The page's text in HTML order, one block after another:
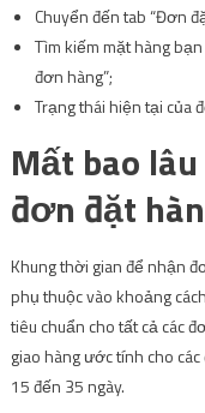
Chuyển đến tab “Đơn
Tìm kiếm mặt hàng
đơn hàng”;
Trạng thái hiện tại của
Mất bao
đơn đặt
Khung thời gian để nhận
phụ thuộc vào khoảng
tiêu chuẩn cho tất cả các
giao hàng ước tính cho
15 đến 35 ngày.